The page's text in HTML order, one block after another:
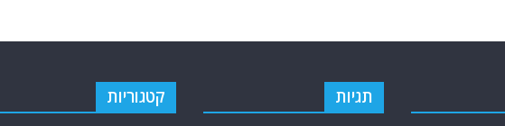
תגיות קטגוריות